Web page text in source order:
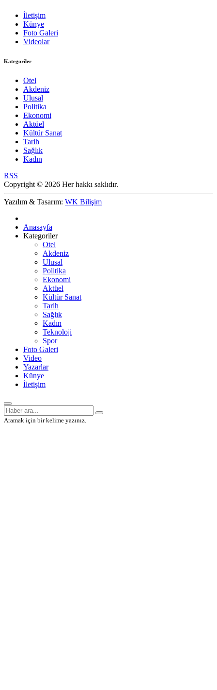
İletişim
Künye
Foto Galeri
Videolar
Kategoriler
Otel
Akdeniz
Ulusal
Politika
Ekonomi
Aktüel
Kültür Sanat
Tarih
Sağlık
Kadın
RSS
Copyright © 2026 Her hakkı saklıdır.
Yazılım & Tasarım: WK Bilişim
Anasayfa
Kategoriler
Otel
Akdeniz
Ulusal
Politika
Ekonomi
Aktüel
Kültür Sanat
Tarih
Sağlık
Kadın
Teknoloji
Spor
Foto Galeri
Video
Yazarlar
Künye
İletişim
Aramak için bir kelime yazınız.